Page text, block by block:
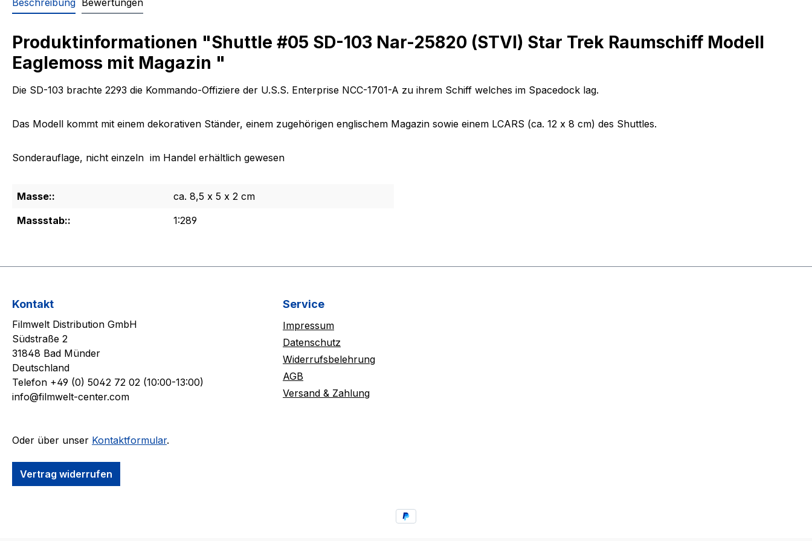
Beschreibung Bewertungen
Produktinformationen "Shuttle #05 SD-103 Nar-25820 (STVI) Star Trek Raumschiff Modell
Eaglemoss mit Magazin "
Die SD-103 brachte 2293 die Kommando-Offiziere der U.S.S. Enterprise NCC-1701-A zu ihrem Schiff welches im Spacedock lag.
Das Modell kommt mit einem dekorativen Ständer, einem zugehörigen englischem Magazin sowie einem LCARS (ca. 12 x 8 cm) des Shuttles.
Sonderauflage, nicht einzeln im Handel erhältlich gewesen
Masse::
ca. 8,5 x 5 x 2 cm
Massstab::
1:289
Kontakt
Filmwelt Distribution GmbH
Südstraße 2
31848 Bad Münder
Deutschland
Telefon +49 (0) 5042 72 02 (10:00-13:00)
info@filmwelt-center.com
Oder über unser Kontaktformular.
Vertrag widerrufen
Service
Impressum
Datenschutz
Widerrufsbelehrung
AGB
Versand & Zahlung